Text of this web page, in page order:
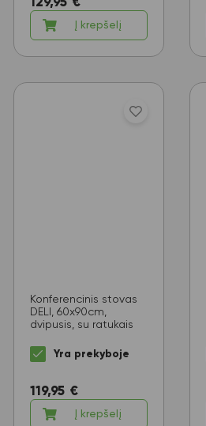
129,95 €
Į krepšelį
Konferencinis stovas
DELI, 60x90cm,
dvipusis, su ratukais
Yra prekyboje
119,95 €
Į krepšelį